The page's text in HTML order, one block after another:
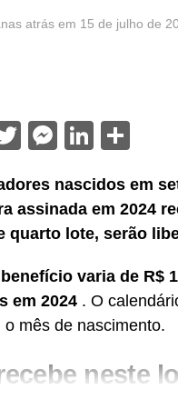
atrás em 15 de julho de
Twitter
nascidos em
assinada em 2024
quarto lote, serão
varia de R$
em 2024 . O
o mês de nascimento.
neste